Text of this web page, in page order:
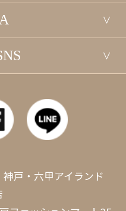
戸・六甲アイランド